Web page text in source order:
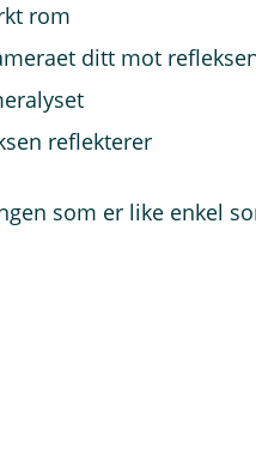
rom
ditt mot
reflekterer
som er like enkel